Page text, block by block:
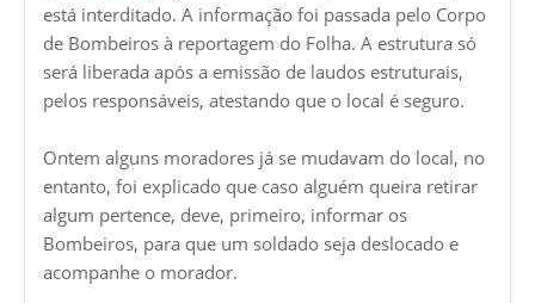
está interditado. A informação foi passada pelo Corpo
de Bombeiros à reportagem do Folha. A estrutura só
será liberada após a emissão de laudos estruturais,
pelos responsáveis, atestando que o local é seguro.
Ontem alguns moradores já se mudavam do local, no
entanto, foi explicado que caso alguém queira retirar
algum pertence, deve, primeiro, informar os
Bombeiros, para que um soldado seja deslocado e
acompanhe o morador.